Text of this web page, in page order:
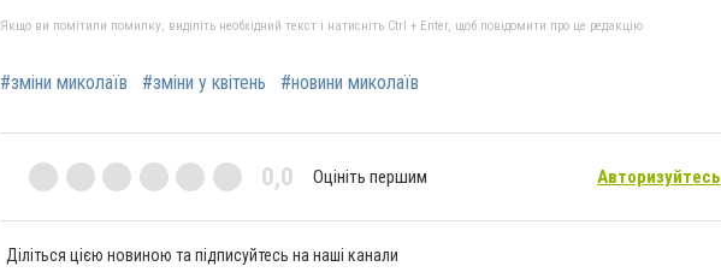
Якщо ви помітили помилку, виділіть необхідний текст і натисніть Ctrl + Enter, щоб повідомити про це редакцію
#зміни миколаїв #зміни у квітень #новини миколаїв
0,0 Оцініть першим Авторизуйтесь
Діліться цією новиною та підписуйтесь на наші канали